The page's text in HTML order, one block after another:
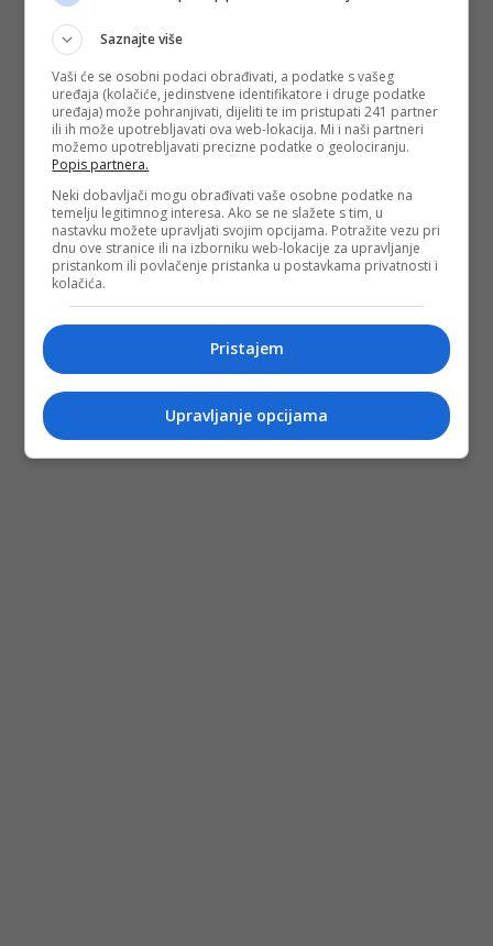
Saznajte više
Vaši će se osobni podaci obrađivati, a podatke s vašeg
uređaja (kolačiće, jedinstvene identifikatore i druge podatke
uređaja) može pohranjivati, dijeliti te im pristupati 241 partner
ili ih može upotrebljavati ova web-lokacija. Mi i naši partneri
možemo upotrebljavati precizne podatke o geolociranju.
Popis partnera.
Neki dobavljači mogu obrađivati vaše osobne podatke na
temelju legitimnog interesa. Ako se ne slažete s tim, u
nastavku možete upravljati svojim opcijama. Potražite vezu pri
dnu ove stranice ili na izborniku web-lokacije za upravljanje
pristankom ili povlačenje pristanka u postavkama privatnosti i
kolačića.
Pristajem
Upravljanje opcijama